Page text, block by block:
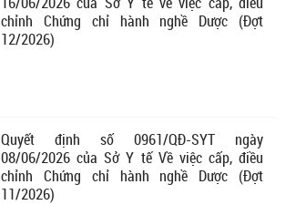
chỉnh Chứng chỉ hành nghề Dược (Đợt
12/2026)
Quyết định số 0961/QĐ-SYT ngày
08/06/2026 của Sở Y tế Về việc cấp, điều
chỉnh Chứng chỉ hành nghề Dược (Đợt
11/2026)